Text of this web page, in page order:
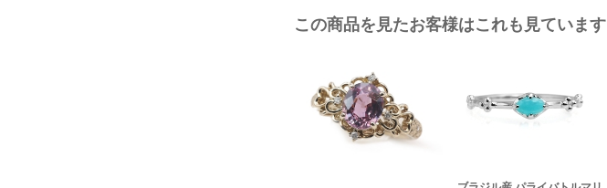
この商品を見たお客様はこれも見ています